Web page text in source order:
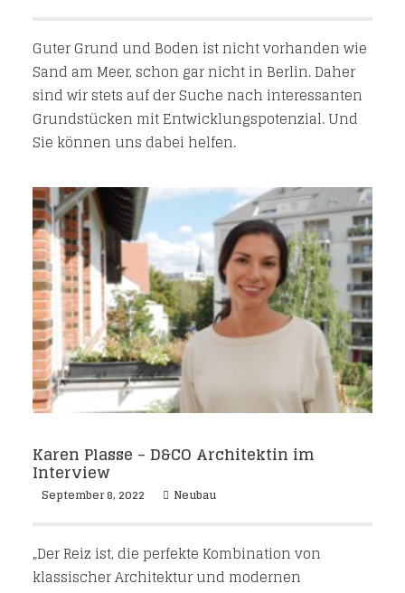
Guter Grund und Boden ist nicht vorhanden wie
Sand am Meer, schon gar nicht in Berlin. Daher
sind wir stets auf der Suche nach interessanten
Grundstücken mit Entwicklungspotenzial. Und
Sie können uns dabei helfen.
Karen Plasse – D&CO Architektin im
Interview
September 8, 2022 Neubau
„Der Reiz ist, die perfekte Kombination von
klassischer Architektur und modernen